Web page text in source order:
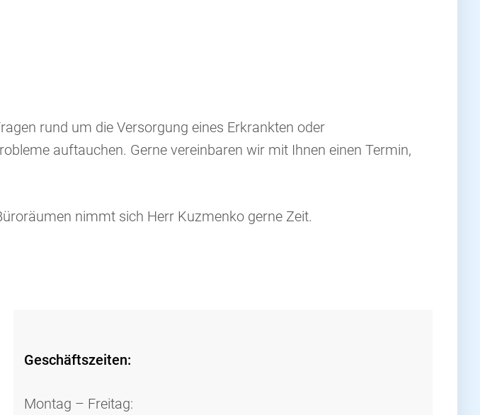
rund um die Versorgung eines Erkrankten oder
auftauchen. Gerne vereinbaren wir mit Ihnen einen Termin,
nimmt sich Herr Kuzmenko gerne Zeit.
Geschäftszeiten:
Montag – Freitag: